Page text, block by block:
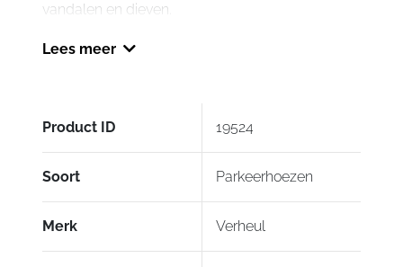
vandalen en dieven.
Gebruikte materialen zijn ademend, bestand
wordt uw kostbare bezit beschermd tegen de
schadelijke UV-straling, die de lak van uw
motorfiets aantast en op den duur dof laat lijken.
voorkomt u condensvorming vanwege haar
luchtdoorlatende eigenschappen in de gebruikte
Lees meer
Product ID 19524
Soort Parkeerhoezen
Merk Verheul